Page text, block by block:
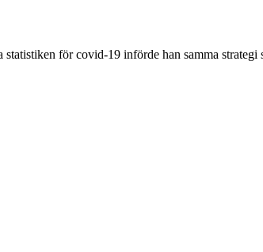
för covid-19 införde han samma strategi